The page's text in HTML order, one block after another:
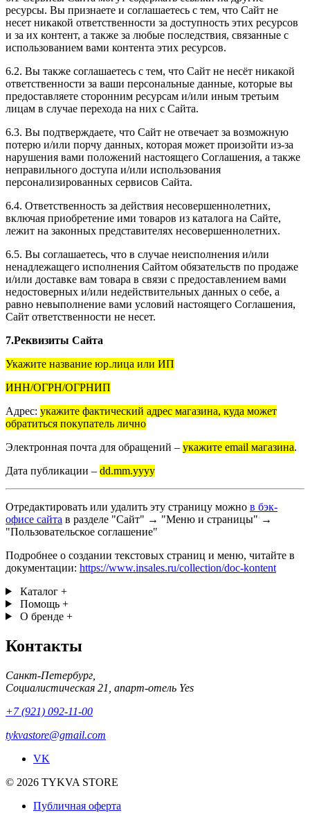
ресурсы. Вы признаете и соглашаетесь с тем, что Сайт не
несет никакой ответственности за доступность этих ресурсов
и за их контент, а также за любые последствия, связанные с
использованием вами контента этих ресурсов.
6.2. Вы также соглашаетесь с тем, что Сайт не несёт никакой
ответственности за ваши персональные данные, которые вы
предоставляете сторонним ресурсам и/или иным третьим
лицам в случае перехода на них с Сайта.
6.3. Вы подтверждаете, что Сайт не отвечает за возможную
потерю и/или порчу данных, которая может произойти из-за
нарушения вами положений настоящего Соглашения, а также
неправильного доступа и/или использования
персонализированных сервисов Сайта.
6.4. Ответственность за действия несовершеннолетних,
включая приобретение ими товаров из каталога на Сайте,
лежит на законных представителях несовершеннолетних.
6.5. Вы соглашаетесь, что в случае неисполнения и/или
ненадлежащего исполнения Сайтом обязательств по продаже
и/или доставке вам товара в связи с предоставлением вами
недостоверных и/или недействительных данных о себе, а
равно невыполнение вами условий настоящего Соглашения,
Сайт ответственности не несет.
7.Реквизиты Сайта
Укажите название юр.лица или ИП
ИНН/ОГРН/ОГРНИП
Адрес: укажите фактический адрес магазина, куда может
обратиться покупатель лично
Электронная почта для обращений – укажите email магазина.
Дата публикации – dd.mm.yyyy
Отредактировать или удалить эту страницу можно в бэк-
офисе сайта в разделе "Сайт" → "Меню и страницы" →
"Пользовательское соглашение"
Подробнее о создании текстовых страниц и меню, читайте в
документации: https://www.insales.ru/collection/doc-kontent
Каталог +
Помощь +
О бренде +
Контакты
Санкт-Петербург,
Социалистическая 21, апарт-отель Yes
+7 (921) 092-11-00
tykvastore@gmail.com
VK
© 2026 TYKVA STORE
Публичная оферта